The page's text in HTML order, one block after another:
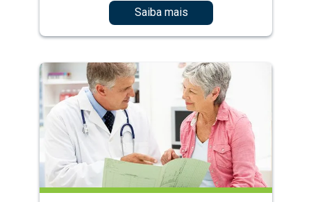
Saiba mais